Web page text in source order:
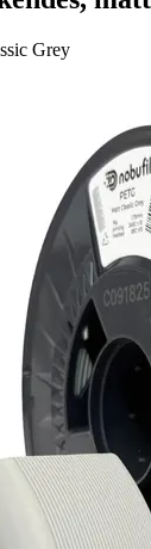
Grey